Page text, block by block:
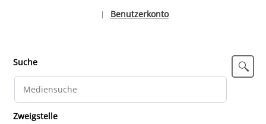
Benutzerkonto
Suche
Zweigstelle